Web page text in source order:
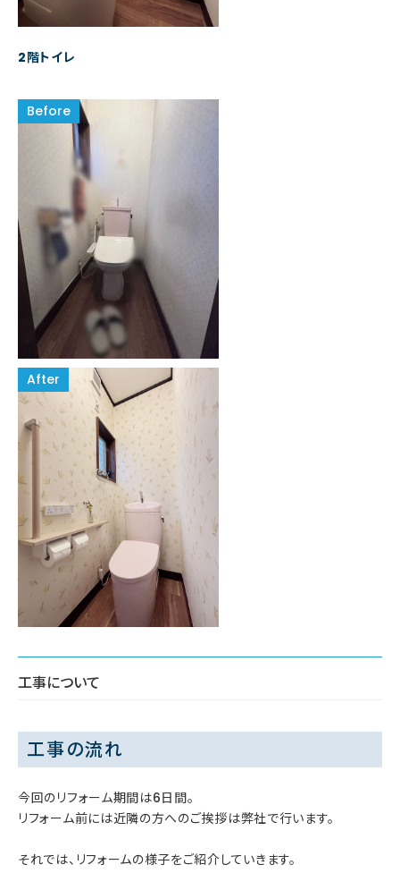
2階トイレ
工事について
工事の流れ
今回のリフォーム期間は6日間。
リフォーム前には近隣の方へのご挨拶は弊社で行います。
それでは、リフォームの様子をご紹介していきます。